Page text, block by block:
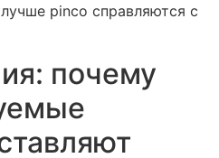
pinco справляются с
почему